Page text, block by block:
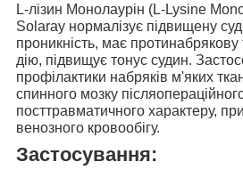
L-лізин Монолаурін (L-Lysine
Solaray нормалізує підвищену
проникність, має
дію, підвищує тонус судин.
профілактики набряків м'яких
спинного мозку
посттравматичного характеру,
венозного кровообігу.
Застосування: